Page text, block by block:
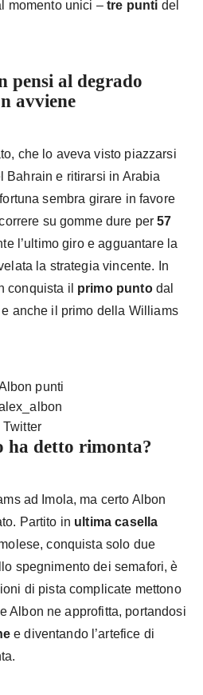
momento unici –tre punti del
pensi al degrado
avviene
che lo aveva visto piazzarsi
Bahrain e ritirarsi in Arabia
sembra girare in favore
su gomme dure per57
l’ultimo giro e agguantare la
la strategia vincente. In
conquista il primo puntodal
anche il primo della Williams
Twitter
ha detto rimonta?
ad Imola, ma certo Albon
Partito in ultima casella
conquista solo due
spegnimento dei semafori, è
di pista complicate mettono
Albon ne approfitta, portandosi
e diventando l’artefice di